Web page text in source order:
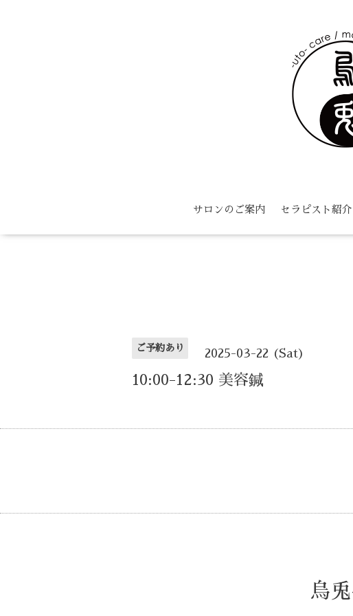
サロンのご案内 セラピスト紹介
ご予約あり 2025-03-22 (Sat)
10:00-12:30 美容鍼
烏